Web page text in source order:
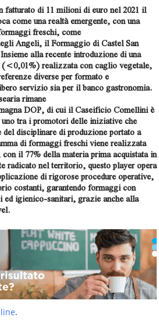
fatturato di 11 milioni di euro nel 2021 il
come una realtà emergente, con una
freschi, come
Angeli, il Formaggio di Castel San
alla recente introduzione di una
realizzata con caglio vegetale,
diverse per formato e
servizio sia per il banco gastronomia.
rimane
DOP, di cui il Caseificio Comellini è
tra i promotori delle iniziative che
disciplinare di produzione portato a
di formaggi freschi viene realizzata
il 77% della materia prima acquistata in
radicato nel territorio, questo player opera
di rigorose procedure operative,
costanti, garantendo formaggi con
igienico-sanitari, grazie anche alla
.